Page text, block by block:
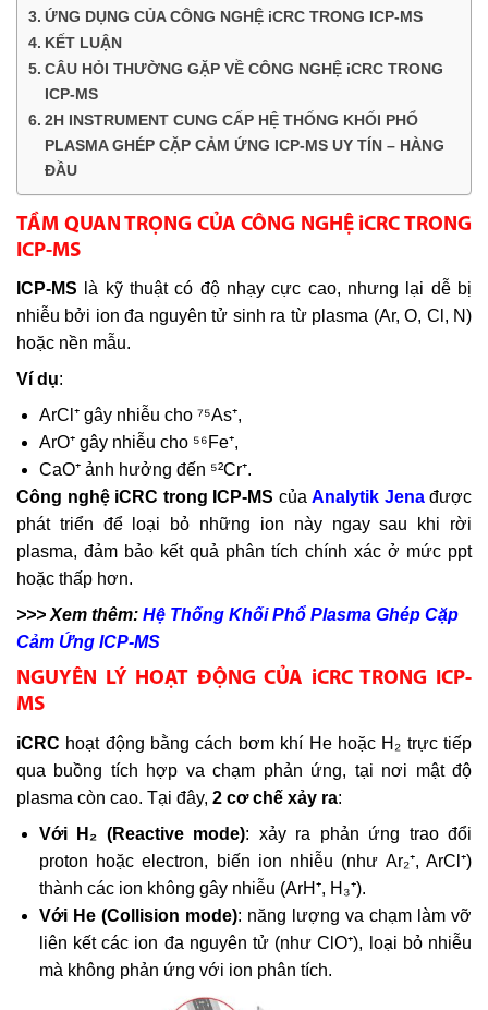
ỨNG DỤNG CỦA CÔNG NGHỆ iCRC TRONG ICP-MS
KẾT LUẬN
CÂU HỎI THƯỜNG GẶP VỀ CÔNG NGHỆ iCRC TRONG
ICP-MS
2H INSTRUMENT CUNG CẤP HỆ THỐNG KHỐI PHỔ
PLASMA GHÉP CẶP CẢM ỨNG ICP-MS UY TÍN – HÀNG
ĐẦU
TẦM QUAN TRỌNG CỦA CÔNG NGHỆ iCRC TRONG
ICP-MS
ICP-MS là kỹ thuật có độ nhạy cực cao, nhưng lại dễ bị
nhiễu bởi ion đa nguyên tử sinh ra từ plasma (Ar, O, Cl, N)
hoặc nền mẫu.
Ví dụ:
ArCl⁺ gây nhiễu cho ⁷⁵As⁺,
ArO⁺ gây nhiễu cho ⁵⁶Fe⁺,
CaO⁺ ảnh hưởng đến ⁵²Cr⁺.
Công nghệ iCRC trong ICP-MS của Analytik Jenađược
phát triển để loại bỏ những ion này ngay sau khi rời
plasma, đảm bảo kết quả phân tích chính xác ở mức ppt
hoặc thấp hơn.
>>> Xem thêm: Hệ Thống Khối Phổ Plasma Ghép Cặp
Cảm Ứng ICP-MS
NGUYÊN LÝ HOẠT ĐỘNG CỦA iCRC TRONG ICP-
MS
iCRC hoạt động bằng cách bơm khí He hoặc H₂ trực tiếp
qua buồng tích hợp va chạm phản ứng, tại nơi mật độ
plasma còn cao. Tại đây, 2 cơ chế xảy ra:
Với H₂ (Reactive mode): xảy ra phản ứng trao đổi
proton hoặc electron, biến ion nhiễu (như Ar₂⁺, ArCl⁺)
thành các ion không gây nhiễu (ArH⁺, H₃⁺).
Với He (Collision mode): năng lượng va chạm làm vỡ
liên kết các ion đa nguyên tử (như ClO⁺), loại bỏ nhiễu
mà không phản ứng với ion phân tích.